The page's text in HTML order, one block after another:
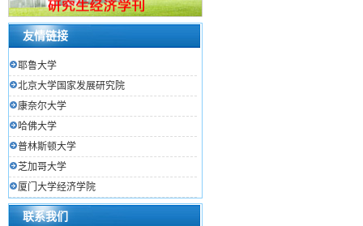
友情链接
耶鲁大学
北京大学国家发展研究院
康奈尔大学
哈佛大学
普林斯顿大学
芝加哥大学
厦门大学经济学院
联系我们